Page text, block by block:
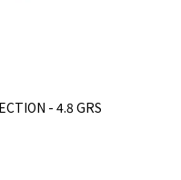
- 4.8 GRS